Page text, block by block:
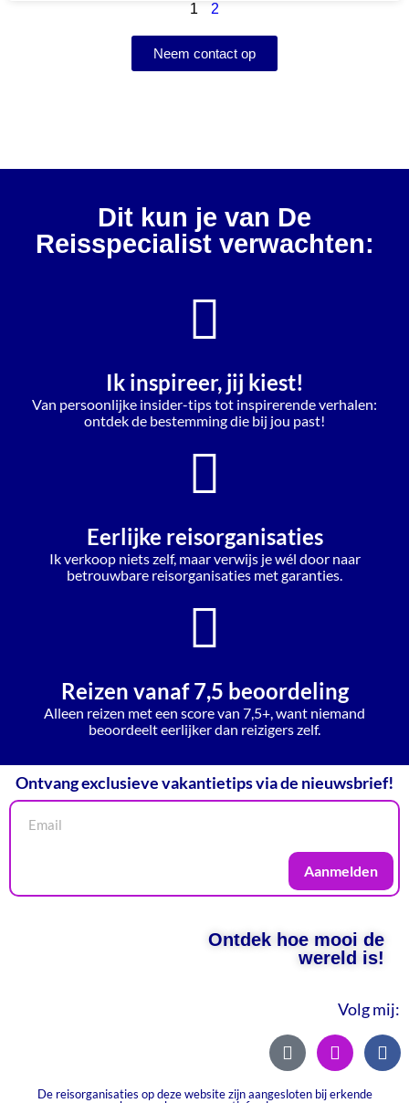
1 2
Neem contact op
Dit kun je van De
Reisspecialist verwachten:
Ik inspireer, jij kiest!
Van persoonlijke insider-tips tot inspirerende verhalen:
ontdek de bestemming die bij jou past!
Eerlijke reisorganisaties
Ik verkoop niets zelf, maar verwijs je wél door naar
betrouwbare reisorganisaties met garanties.
Reizen vanaf 7,5 beoordeling
Alleen reizen met een score van 7,5+, want niemand
beoordeelt eerlijker dan reizigers zelf.
Ontvang exclusieve vakantietips via de nieuwsbrief!
Aanmelden
Ontdek hoe mooi de
wereld is!
Volg mij:
De reisorganisaties op deze website zijn aangesloten bij erkende